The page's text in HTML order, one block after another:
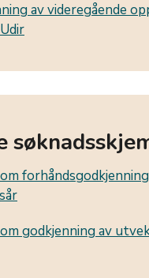
av videregående
godkjenning av